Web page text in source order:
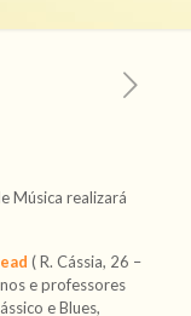
Música realizará
( R. Cássia, 26 –
e professores
e Blues,